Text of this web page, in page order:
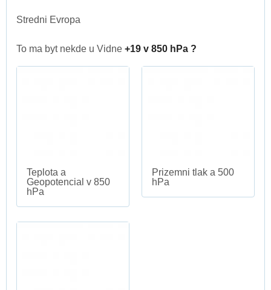
Stredni Evropa
To ma byt nekde u Vidne +19 v 850 hPa ?
Teplota a
Geopotencial v 850
hPa
Prizemni tlak a 500
hPa